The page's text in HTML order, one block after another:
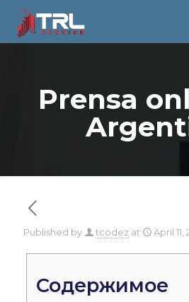
Prensa
Published by tcodez at April 11,
Содержимое